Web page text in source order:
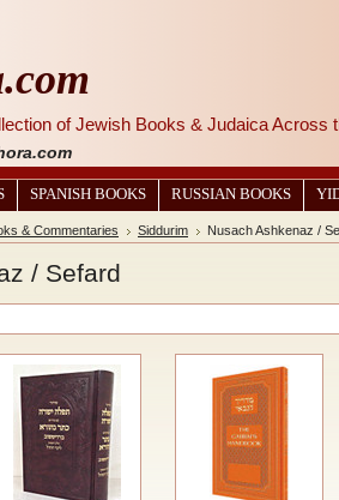
of Jewish Books & Judaica Across
SPANISH BOOKS RUSSIAN BOOKS
& Commentaries Siddurim Nusach Ashkenaz /
/ Sefard